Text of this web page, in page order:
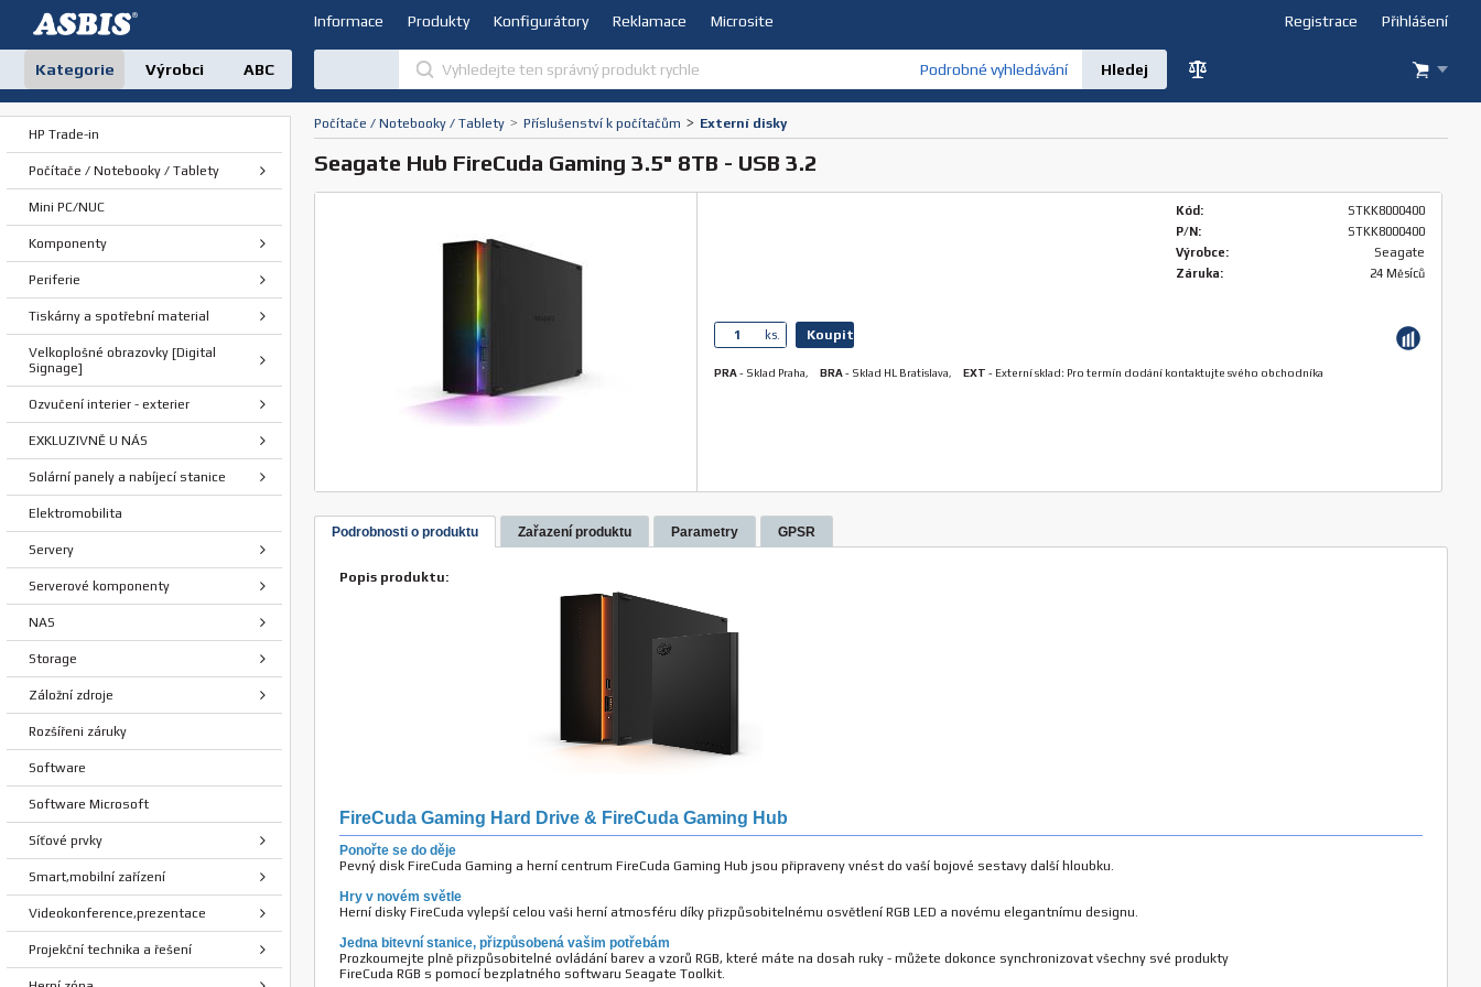
Informace Produkty Konfigurátory Reklamace Microsite Přihlášení
Registrace
Podrobné vyhledávání
Počítače / Notebooky / Tablety > Příslušenství k počítačům > Externí disky
Seagate Hub FireCuda Gaming 3.5" 8TB - USB 3.2
Kód:
STKK8000400
P/N:
STKK8000400
Výrobce:
Seagate
Záruka:
24 Měsíců
ks. Koupit
PRA- Sklad Praha, BRA- Sklad HL Bratislava, EXT - Externí sklad: Pro termín dodání kontaktujte svého obchodníka
Podrobnosti o produktu Zařazení produktu Parametry GPSR
Popis produktu:
FireCuda Gaming Hard Drive & FireCuda Gaming Hub
Ponořte se do děje
Pevný disk FireCuda Gaming a herní centrum FireCuda Gaming Hub jsou připraveny vnést do vaší bojové sestavy další hloubku.
Hry v novém světle
Herní disky FireCuda vylepší celou vaši herní atmosféru díky přizpůsobitelnému osvětlení RGB LED a novému elegantnímu designu.
Jedna bitevní stanice, přizpůsobená vašim potřebám
Prozkoumejte plně přizpůsobitelné ovládání barev a vzorů RGB, které máte na dosah ruky - můžete dokonce synchronizovat všechny své produkty
FireCuda RGB s pomocí bezplatného softwaru Seagate Toolkit.
Kategorie Výrobci ABC
HP Trade-in
Počítače / Notebooky / Tablety
Mini PC/NUC
Komponenty
Periferie
Tiskárny a spotřební material
Velkoplošné obrazovky [Digital
Signage]
Ozvučení interier - exterier
EXKLUZIVNĚ U NÁS
Solární panely a nabíjecí stanice
Elektromobilita
Servery
Serverové komponenty
NAS
Storage
Záložní zdroje
Rozšířeni záruky
Software
Software Microsoft
Síťové prvky
Smart,mobilní zařízení
Videokonference,prezentace
Projekční technika a řešení